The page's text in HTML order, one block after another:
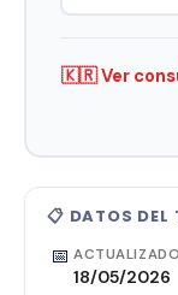
📋 DATOS DEL
📅 ACTUALIZADO
18/05/2026
🇰🇷 Ver